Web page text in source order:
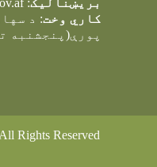
کاري وخت
پورې(پنجشنبه تر
Rights Reserved